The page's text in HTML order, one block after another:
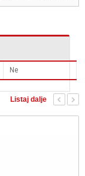
Ne
Listaj dalje